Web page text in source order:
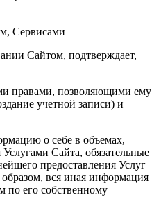
Сервисами
Сайтом, подтверждает,
правами, позволяющими ему
учетной записи) и
о себе в объемах,
Сайта, обязательные
предоставления Услуг
вся иная информация
по его собственному